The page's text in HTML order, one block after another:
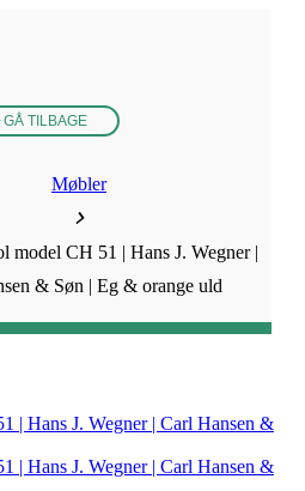
GÅ TILBAGE
Møbler
model CH 51 | Hans J. Wegner |
& Søn | Eg & orange uld